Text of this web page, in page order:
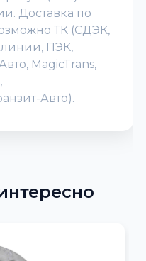
Доставка по
ТК (СДЭК,
ПЭК,
MagicTrans,
Авто).